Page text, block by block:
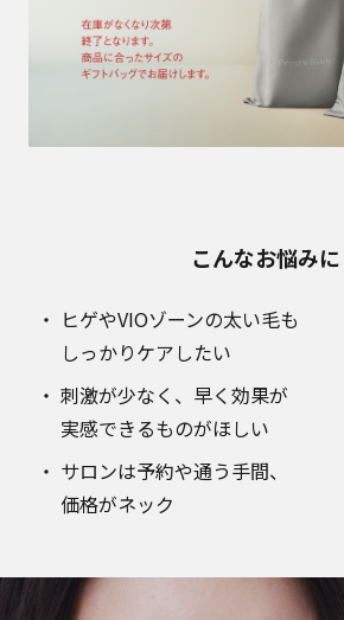
こんなお悩みに
ヒゲやVIOゾーンの太い毛も
しっかりケアしたい
刺激が少なく、早く効果が
実感できるものがほしい
サロンは予約や通う手間、
価格がネック